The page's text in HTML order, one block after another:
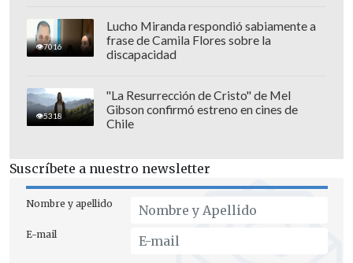
nada que decir. Me pillaron heavy".
7016
Lucho Miranda respondió sabiamente a
frase de Camila Flores sobre la
discapacidad
5318
"La Resurrección de Cristo" de Mel
Gibson confirmó estreno en cines de
Chile
Suscríbete a nuestro newsletter
Nombre y apellido
E-mail